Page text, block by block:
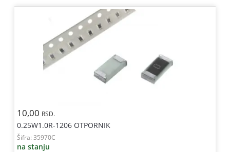
10,00 RSD.
0.25W1.0R-1206 OTPORNIK
Šifra: 35970C
na stanju